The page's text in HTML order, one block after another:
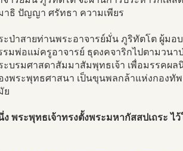
าธิ ปัญญา ศรัทธา ความเพียร
ะป่าสายท่านพระอาจารย์มั่น ภูริทัตโต ผู้มอ
รมพ่อแม่ครูอาจารย์ ธุดงคจาริกไปตามวนา
ะบรมศาสดาสัมมาสัมพุทธเจ้า เพื่อมรรคผล
งพระพุทธศาสนา เป็นขุนพลกล้าแห่งกอง
ย
ง พระพุทธเจ้าทรงตั้งพระมหากัสสปเถระ